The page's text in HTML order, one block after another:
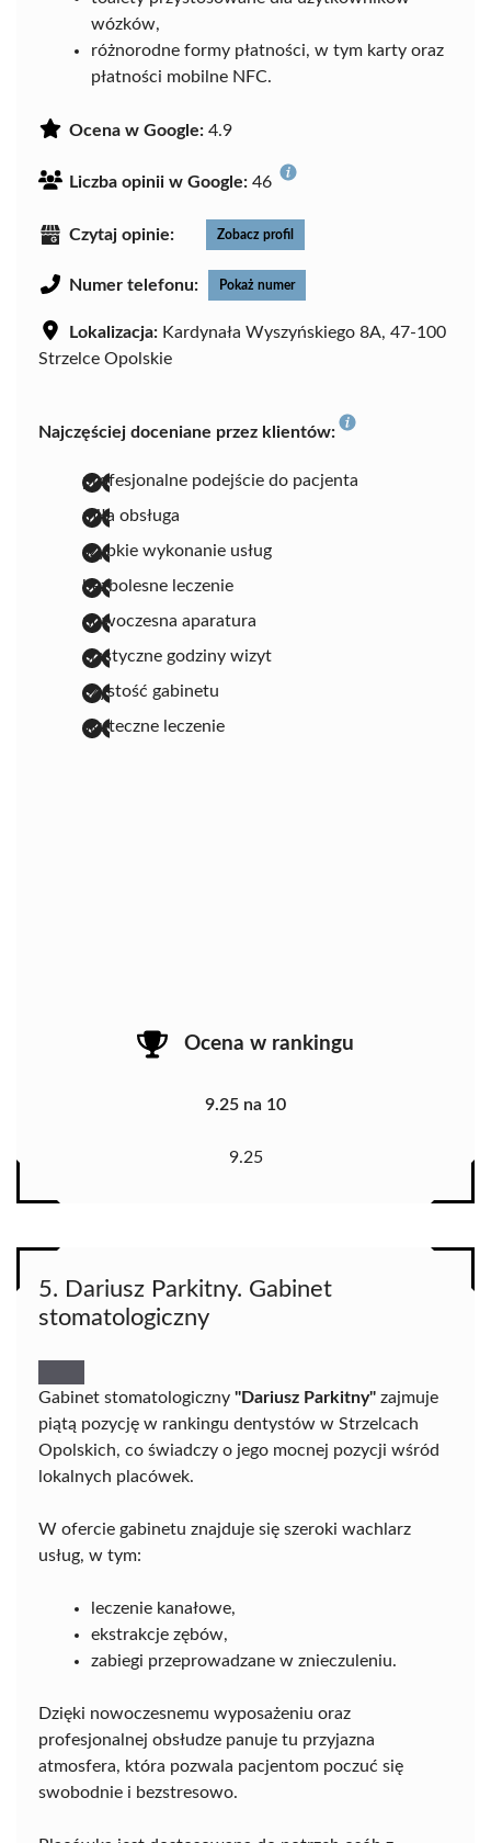
wózków,
różnorodne formy płatności, w tym karty oraz
płatności mobilne NFC.
Ocena w Google: 4.9
Liczba opinii w Google: 46
Czytaj opinie: Zobacz profil
Numer telefonu: Pokaż numer
Lokalizacja: Kardynała Wyszyńskiego 8A, 47-100
Strzelce Opolskie
Najczęściej doceniane przez klientów:
profesjonalne podejście do pacjenta
miła obsługa
szybkie wykonanie usług
bezbolesne leczenie
nowoczesna aparatura
elastyczne godziny wizyt
czystość gabinetu
skuteczne leczenie
Ocena w rankingu
9.25 na 10
9.25
5. Dariusz Parkitny. Gabinet
stomatologiczny
Gabinet stomatologiczny "Dariusz Parkitny" zajmuje
piątą pozycję w rankingu dentystów w Strzelcach
Opolskich, co świadczy o jego mocnej pozycji wśród
lokalnych placówek.
W ofercie gabinetu znajduje się szeroki wachlarz
usług, w tym:
leczenie kanałowe,
ekstrakcje zębów,
zabiegi przeprowadzane w znieczuleniu.
Dzięki nowoczesnemu wyposażeniu oraz
profesjonalnej obsłudze panuje tu przyjazna
atmosfera, która pozwala pacjentom poczuć się
swobodnie i bezstresowo.